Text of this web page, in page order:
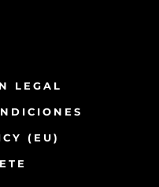
LEGAL
(EU)